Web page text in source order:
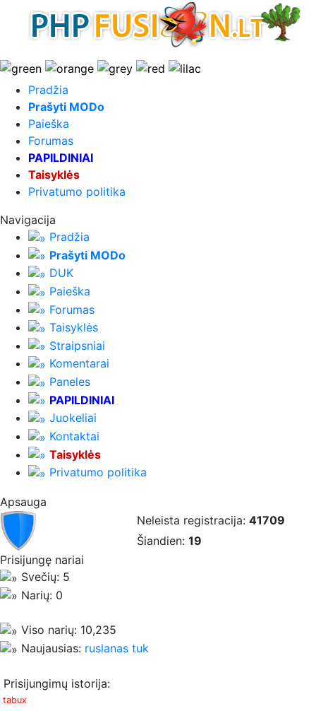
Pradžia
Prašyti MODo
Paieška
Forumas
PAPILDINIAI
Taisyklės
Privatumo politika
Navigacija
Pradžia
Prašyti MODo
DUK
Paieška
Forumas
Taisyklės
Straipsniai
Komentarai
Paneles
PAPILDINIAI
Juokeliai
Kontaktai
Taisyklės
Privatumo politika
Apsauga
Neleista registracija: 41709
Šiandien: 19
Prisijungę nariai
Svečių: 5
Narių: 0
Viso narių: 10,235
Naujausias: ruslanas tuk
Prisijungimų istorija:
tabux